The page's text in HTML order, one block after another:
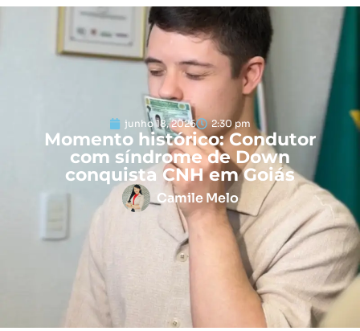
junho 18, 2026 2:30 pm
Momento histórico: Condutor
com síndrome de Down
conquista CNH em Goiás
Camile Melo